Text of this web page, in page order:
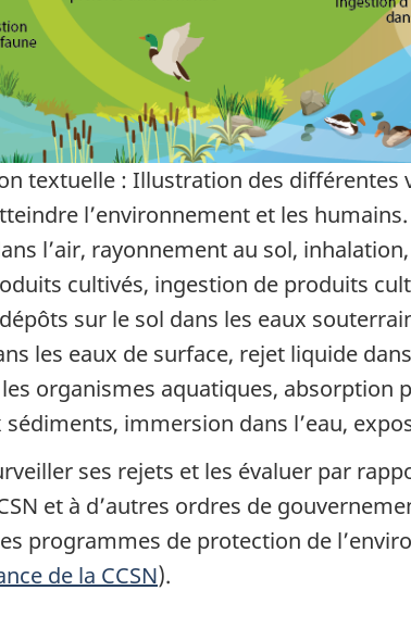
textuelle : Illustration des
l’environnement et les
l’air, rayonnement au sol,
cultivés, ingestion de produits
sur le sol dans les eaux
les eaux de surface, rejet liquide
organismes aquatiques, absorption
immersion dans l’eau,
ses rejets et les évaluer par
et à d’autres ordres de
programmes de protection de
de la CCSN).